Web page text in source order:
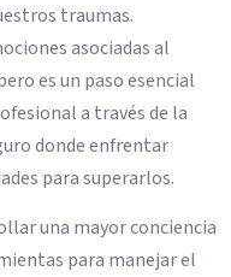
traumas.
asociadas al
es un paso esencial
a través de la
donde enfrentar
para superarlos.
una mayor conciencia
para manejar el